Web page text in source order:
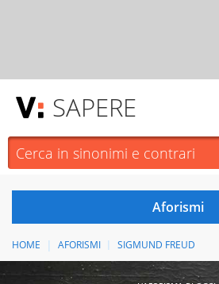
SAPERE
HOME AFORISMI SIGMUND FREUD